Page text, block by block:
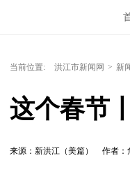
当前位置: 洪江市新闻网 > 新
这个春节
来源：新洪江（美篇） 作者：